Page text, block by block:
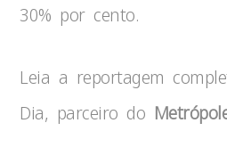
30% por cento.
Leia a reportagem
Dia, parceiro do